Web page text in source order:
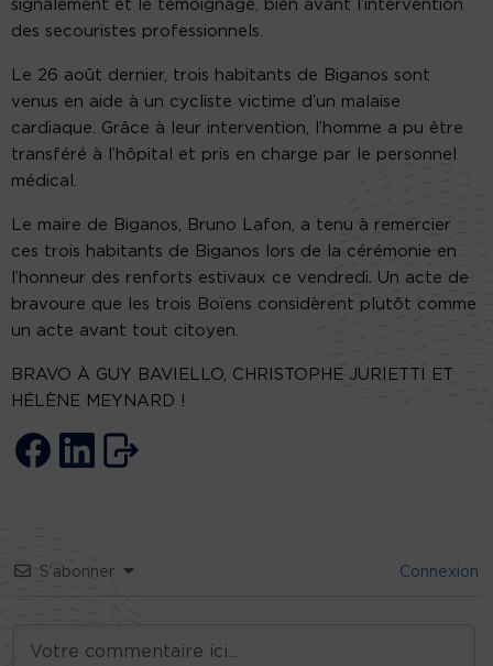
signalement et le témoignage, bien avant l’intervention
des secouristes professionnels.
Le 26 août dernier, trois habitants de Biganos sont
venus en aide à un cycliste victime d’un malaise
cardiaque. Grâce à leur intervention, l’homme a pu être
transféré à l’hôpital et pris en charge par le personnel
médical.
Le maire de Biganos, Bruno Lafon, a tenu à remercier
ces trois habitants de Biganos lors de la cérémonie en
l’honneur des renforts estivaux ce vendredi. Un acte de
bravoure que les trois Boïens considèrent plutôt comme
un acte avant tout citoyen.
BRAVO À GUY BAVIELLO, CHRISTOPHE JURIETTI ET
HÉLÈNE MEYNARD !
S’abonner Connexion